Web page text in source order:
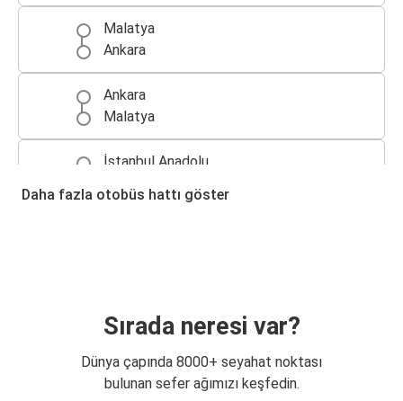
Malatya
Ankara
Ankara
Malatya
İstanbul Anadolu
Malatya
Bursa
Malatya
Daha fazla otobüs hattı göster
Sırada neresi var?
Dünya çapında 8000+ seyahat noktası
bulunan sefer ağımızı keşfedin.